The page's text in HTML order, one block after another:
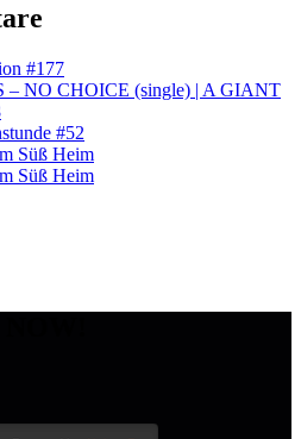
#177
NO CHOICE (single) | A GIANT
#52
Süß Heim
Süß Heim